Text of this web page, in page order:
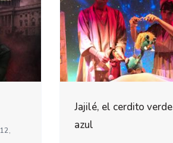
Jajilé, el cerdito verde
azul